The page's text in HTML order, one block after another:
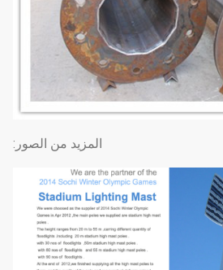
المزيد من الصور: